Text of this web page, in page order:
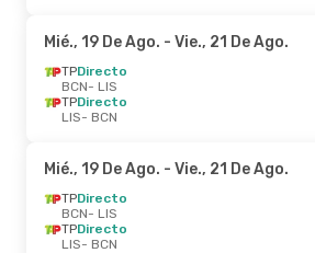
Mié., 19 De Ago. - Vie., 21 De Ago.
TPDirecto
BCN- LIS
TPDirecto
LIS- BCN
Mié., 19 De Ago. - Vie., 21 De Ago.
TPDirecto
BCN- LIS
TPDirecto
LIS- BCN